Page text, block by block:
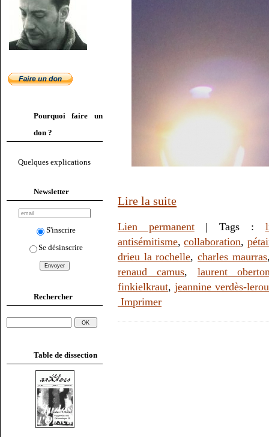
Pourquoi faire un
don ?
Quelques explications
Newsletter
S'inscrire
Se désinscrire
Rechercher
Table de dissection
Lire la suite
Lien permanent| Tags :
antisémitisme,collaboration,
drieu la rochelle,charles maurras
renaud camus, laurent
finkielkraut, jeannine verdès-
Imprimer